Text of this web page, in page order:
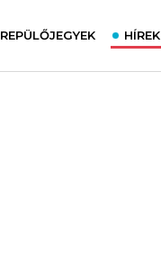
REPÜLŐJEGYEK HÍREK